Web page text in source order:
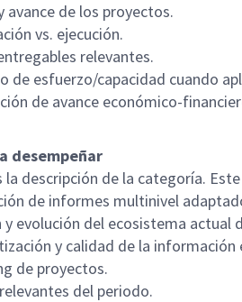
avance de los proyectos.
vs. ejecución.
relevantes.
de esfuerzo/capacidad cuando
de avance económico-
desempeñar
la descripción de la categoría.
de informes multinivel
y evolución del ecosistema
y calidad de la información
de proyectos.
del periodo.